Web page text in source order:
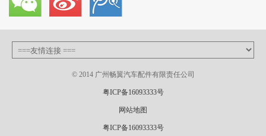
© 2014 广州畅翼汽车配件有限责任公司
粤ICP备16093333号
网站地图
粤ICP备16093333号